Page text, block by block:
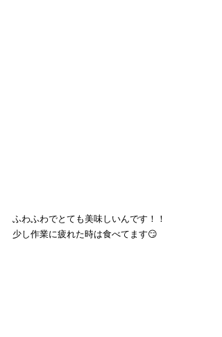
ふわふわでとても美味しいんです！！
少し作業に疲れた時は食べてます😏